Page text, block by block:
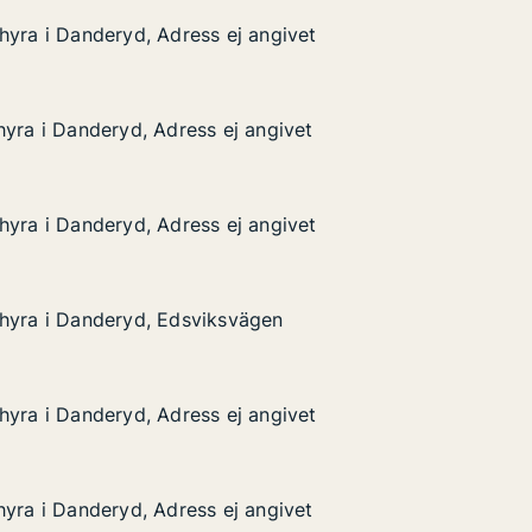
Adress ej angivet
i Danderyd, Adress ej angivet
i Danderyd, Adress ej angivet
Adress ej angivet
i Danderyd, Adress ej angivet
i Danderyd, Adress ej angivet
Adress ej angivet
i Danderyd, Adress ej angivet
i Danderyd, Adress ej angivet
Edsviksvägen
i Danderyd, Edsviksvägen
i Danderyd, Edsviksvägen
Adress ej angivet
i Danderyd, Adress ej angivet
i Danderyd, Adress ej angivet
Adress ej angivet
i Danderyd, Adress ej angivet
i Danderyd, Adress ej angivet